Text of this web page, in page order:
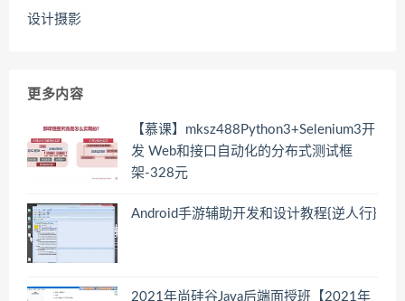
设计摄影
更多内容
【慕课】mksz488Python3+Selenium3开
发 Web和接口自动化的分布式测试框
架-328元
Android手游辅助开发和设计教程{逆人行}
2021年尚硅谷Java后端面授班【2021年